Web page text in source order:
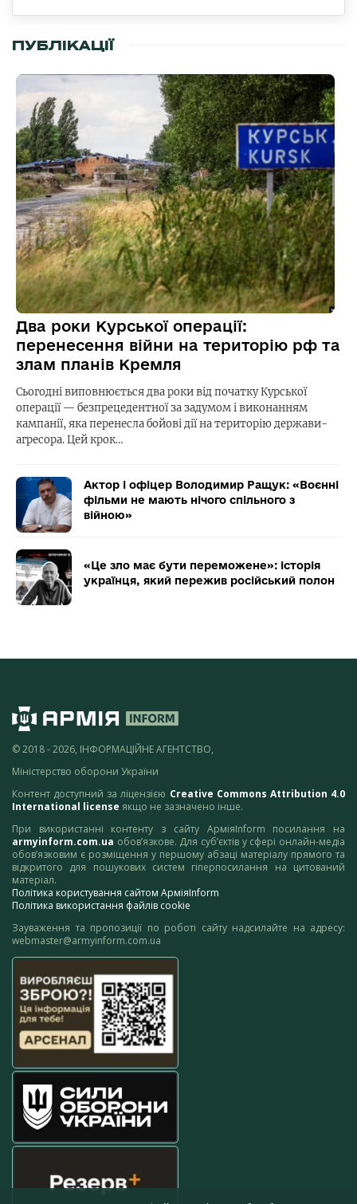
ПУБЛІКАЦІЇ
Два роки Курської операції:
перенесення війни на територію рф та
злам планів Кремля
Сьогодні виповнюється два роки від початку Курської
операції — безпрецедентної за задумом і виконанням
кампанії, яка перенесла бойові дії на територію держави-
агресора. Цей крок…
Актор і офіцер Володимир Ращук: «Воєнні
фільми не мають нічого спільного з
війною»
«Це зло має бути переможене»: історія
українця, який пережив російський полон
© 2018 - 2026, ІНФОРМАЦІЙНЕ АГЕНТСТВО,
Міністерство оборони України
Контент доступний за ліцензією Creative Commons Attribution 4.0
International license якщо не зазначено інше.
При використанні контенту з сайту АрміяInform посилання на
armyinform.com.ua обов’язкове. Для суб’єктів у сфері онлайн-медіа
обов’язковим є розміщення у першому абзаці матеріалу прямого та
відкритого для пошукових систем гіперпосилання на цитований
матеріал.
Політика користування сайтом АрміяInform
Політика використання файлів cookie
Зауваження та пропозиції по роботі сайту надсилайте на адресу:
webmaster@armyinform.com.ua